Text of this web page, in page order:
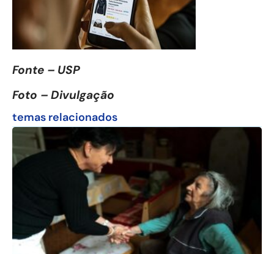
Fonte – USP
Foto – Divulgação
temas relacionados